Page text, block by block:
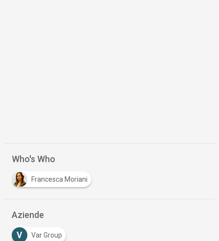
Who's Who
Francesca Moriani
Aziende
V Var Group